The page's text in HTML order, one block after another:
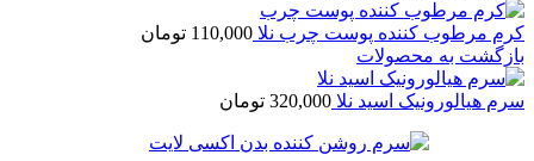
کرم مرطوب کننده پوست چرب نلا 110,000 تومان
بازگشت به محصولات
سرم هیالورونیک اسید نلا 320,000 تومان